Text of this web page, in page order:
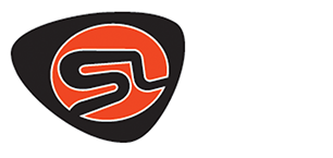
We use cookies to ensure that we provide you
on our website. By continuing to browse this
that cookies are used to help us analyze how
to offer you a better experience. To learn more
you can disable cookies, you can access our